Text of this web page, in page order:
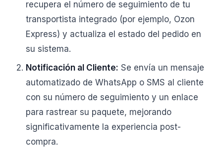
recupera el número de seguimiento de tu
transportista integrado (por ejemplo, Ozon
Express) y actualiza el estado del pedido en
su sistema.
Notificación al Cliente: Se envía un mensaje
automatizado de WhatsApp o SMS al cliente
con su número de seguimiento y un enlace
para rastrear su paquete, mejorando
significativamente la experiencia post-
compra.